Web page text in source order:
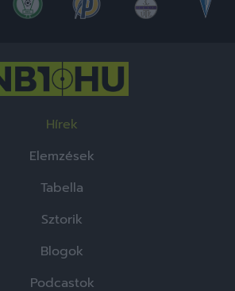
Hírek
Elemzések
Tabella
Sztorik
Blogok
Podcastok